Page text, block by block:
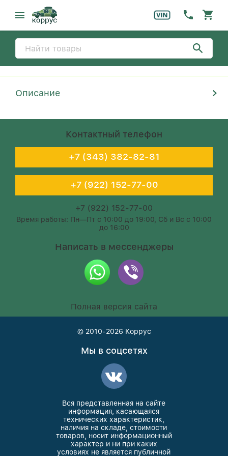
Описание
Контактный телефон
+7 (343) 382-82-81
+7 (922) 152-77-00
+7 (922) 152-77-00
Время работы: Пн—Пт с 10:00 до 19:00, Сб и Вс с 10:00
до 16:00
Написать в мессенджеры
Полная версия сайта
© 2010-2026 Коррус
Мы в соцсетях
Вся представленная на сайте
информация, касающаяся
технических характеристик,
наличия на складе, стоимости
товаров, носит информационный
характер и ни при каких
условиях не является публичной